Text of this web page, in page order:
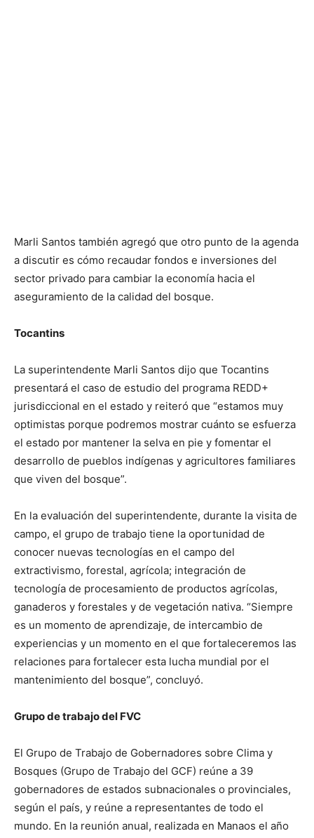
Marli Santos también agregó que otro punto de la agenda
a discutir es cómo recaudar fondos e inversiones del
sector privado para cambiar la economía hacia el
aseguramiento de la calidad del bosque.
Tocantins
La superintendente Marli Santos dijo que Tocantins
presentará el caso de estudio del programa REDD+
jurisdiccional en el estado y reiteró que “estamos muy
optimistas porque podremos mostrar cuánto se esfuerza
el estado por mantener la selva en pie y fomentar el
desarrollo de pueblos indígenas y agricultores familiares
que viven del bosque”.
En la evaluación del superintendente, durante la visita de
campo, el grupo de trabajo tiene la oportunidad de
conocer nuevas tecnologías en el campo del
extractivismo, forestal, agrícola; integración de
tecnología de procesamiento de productos agrícolas,
ganaderos y forestales y de vegetación nativa. “Siempre
es un momento de aprendizaje, de intercambio de
experiencias y un momento en el que fortaleceremos las
relaciones para fortalecer esta lucha mundial por el
mantenimiento del bosque”, concluyó.
Grupo de trabajo del FVC
El Grupo de Trabajo de Gobernadores sobre Clima y
Bosques (Grupo de Trabajo del GCF) reúne a 39
gobernadores de estados subnacionales o provinciales,
según el país, y reúne a representantes de todo el
mundo. En la reunión anual, realizada en Manaos el año